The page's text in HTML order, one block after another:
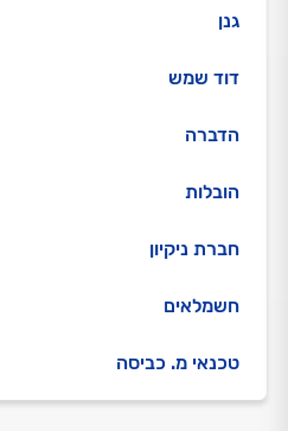
גנן
דוד שמש
הדברה
הובלות
חברת ניקיון
חשמלאים
טכנאי מ. כביסה